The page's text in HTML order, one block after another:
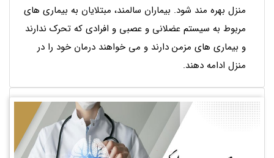
منزل بهره مند شود. بیماران سالمند، مبتلایان به بیماری های
مربوط به سیستم عضلانی و عصبی و افرادی که تحرک ندارند
و بیماری های مزمن دارند و می خواهند درمان خود را در
منزل ادامه دهند.